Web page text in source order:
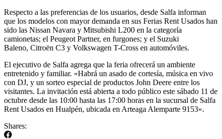
Respecto a las preferencias de los usuarios, desde Salfa informan
que los modelos con mayor demanda en sus Ferias Rent Usados han
sido las Nissan Navara y Mitsubishi L200 en la categoría
camionetas; el Peugeot Partner, en furgones; y el Suzuki
Baleno, Citroën C3 y Volkswagen T-Cross en automóviles.
El ejecutivo de Salfa agrega que la feria ofrecerá un ambiente
entretenido y familiar. «Habrá un asado de cortesía, música en vivo
con DJ, y un sorteo especial de productos John Deere entre los
visitantes. La invitación está abierta a todo público este sábado 11 de
octubre desde las 10:00 hasta las 17:00 horas en la sucursal de Salfa
Rent Usados en Hualpén, ubicada en Arteaga Alemparte 9153».
Shares: